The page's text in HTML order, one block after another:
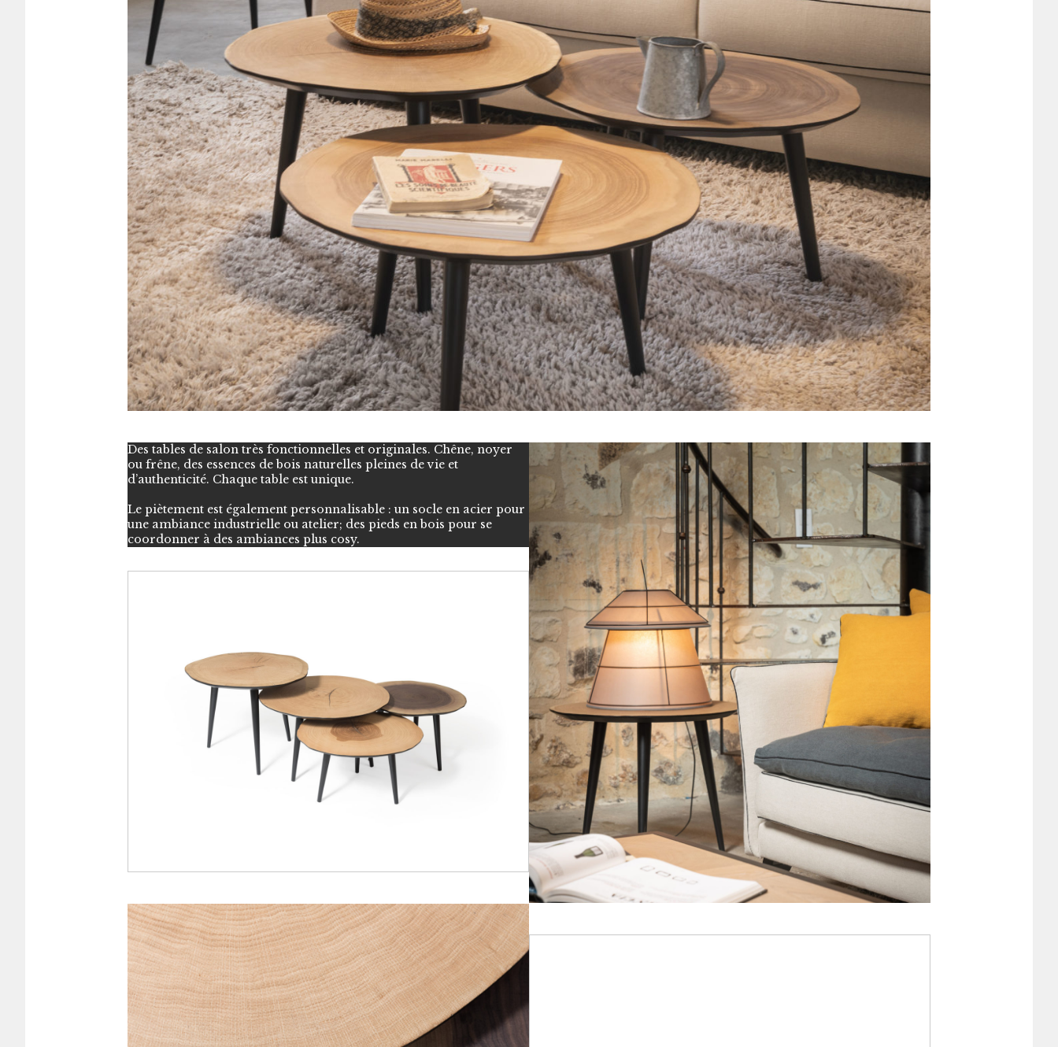
Des tables de salon très fonctionnelles et originales. Chêne, noyer
ou frêne, des essences de bois naturelles pleines de vie et
d’authenticité. Chaque table est unique.
Le piètement est également personnalisable : un socle en acier pour
une ambiance industrielle ou atelier; des pieds en bois pour se
coordonner à des ambiances plus cosy.